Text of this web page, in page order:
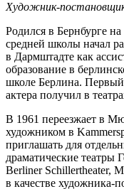
Художник-
Родился в Бернбурге
средней школы начал
в Дармштадте как
образование в
школе Берлина. Первый
актера получил в
В 1961 переезжает в
художником в
приглашать для
драматические театры
Berliner Schillertheater,
в качестве художника-